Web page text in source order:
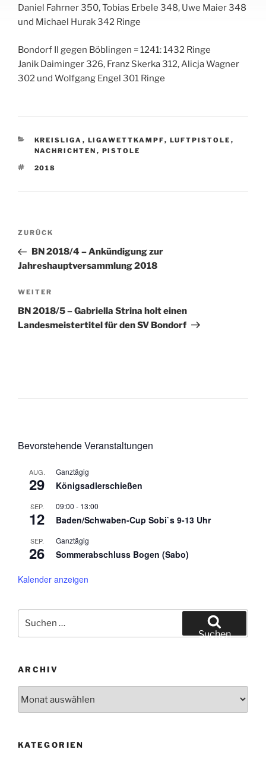
Daniel Fahrner 350, Tobias Erbele 348, Uwe Maier 348
und Michael Hurak 342 Ringe
Bondorf II gegen Böblingen = 1241: 1432 Ringe
Janik Daiminger 326, Franz Skerka 312, Alicja Wagner
302 und Wolfgang Engel 301 Ringe
KATEGORIEN
KREISLIGA , LIGAWETTKAMPF, LUFTPISTOLE ,
NACHRICHTEN , PISTOLE
SCHLAGWÖRTER
2018
Beitragsnavigation
Vorheriger
Beitrag
ZURÜCK
BN 2018/4 – Ankündigung zur
Jahreshauptversammlung 2018
Nächster
Beitrag
WEITER
BN 2018/5 – Gabriella Strina holt einen
Landesmeistertitel für den SV Bondorf
Bevorstehende Veranstaltungen
AUG.
29
Ganztägig
Königsadlerschießen
SEP.
12
09:00 - 13:00
Baden/Schwaben-Cup Sobi`s 9-13 Uhr
SEP.
26
Ganztägig
Sommerabschluss Bogen (Sabo)
Kalender anzeigen
nach:
Suchen
ARCHIV
KATEGORIEN